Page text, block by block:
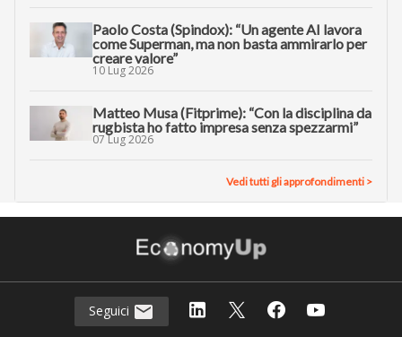
Paolo Costa (Spindox): “Un agente AI lavora
come Superman, ma non basta ammirarlo per
creare valore”
10 Lug 2026
Matteo Musa (Fitprime): “Con la disciplina da
rugbista ho fatto impresa senza spezzarmi”
07 Lug 2026
Vedi tutti gli approfondimenti >
Seguici